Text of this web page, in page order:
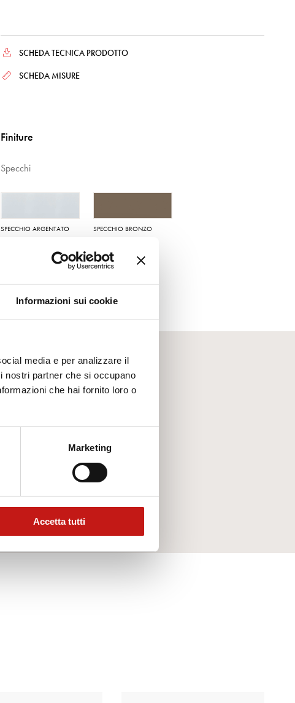
Informazioni sui cookie
media e per analizzare il
nostri partner che si occupano
che hai fornito loro o
Marketing
Accetta tutti
SCHEDA TECNICA PRODOTTO
SCHEDA MISURE
Finiture
Specchi
SPECCHIO ARGENTATO SPECCHIO BRONZO